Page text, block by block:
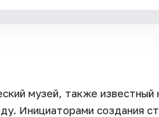
музей, также
Инициаторами создания